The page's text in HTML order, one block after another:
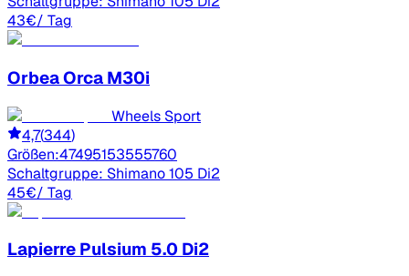
43€/ Tag
OrbeaOrca M30i
Wheels Sport
4,7(344)
Größen:47495153555760
Schaltgruppe: Shimano 105 Di2
45€/ Tag
Lapierre Pulsium 5.0 Di2